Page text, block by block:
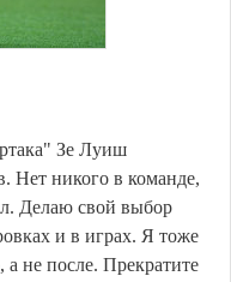
Зе Луиш
Нет никого в команде,
Делаю свой выбор
и в играх. Я тоже
не после. Прекратите